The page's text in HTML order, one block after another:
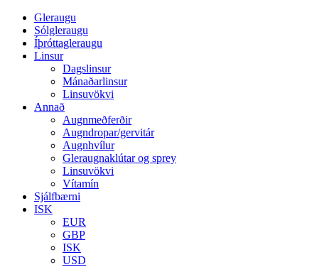
Gleraugu
Sólgleraugu
Íþróttagleraugu
Linsur
Dagslinsur
Mánaðarlinsur
Linsuvökvi
Annað
Augnmeðferðir
Augndropar/gervitár
Augnhvílur
Gleraugnaklútar og sprey
Linsuvökvi
Vítamín
Sjálfbærni
ISK
EUR
GBP
ISK
USD